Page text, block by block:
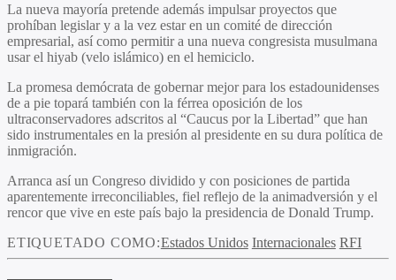
La nueva mayoría pretende además impulsar proyectos que
prohíban legislar y a la vez estar en un comité de dirección
empresarial, así como permitir a una nueva congresista musulmana
usar el hiyab (velo islámico) en el hemiciclo.
La promesa demócrata de gobernar mejor para los estadounidenses
de a pie topará también con la férrea oposición de los
ultraconservadores adscritos al “Caucus por la Libertad” que han
sido instrumentales en la presión al presidente en su dura política de
inmigración.
Arranca así un Congreso dividido y con posiciones de partida
aparentemente irreconciliables, fiel reflejo de la animadversión y el
rencor que vive en este país bajo la presidencia de Donald Trump.
ETIQUETADO COMO:Estados Unidos Internacionales RFI